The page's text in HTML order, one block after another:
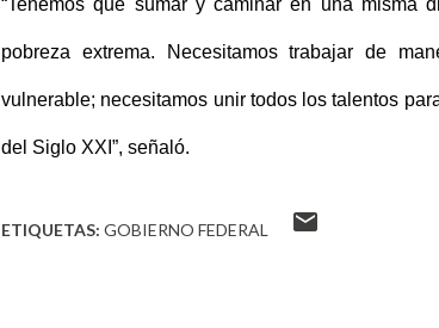
pobreza extrema. Necesitamos trabajar de
vulnerable; necesitamos unir todos los talentos
del Siglo XXI”, señaló.
ETIQUETAS: GOBIERNO FEDERAL